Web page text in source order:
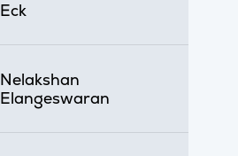
Eck
Nelakshan
Elangeswaran